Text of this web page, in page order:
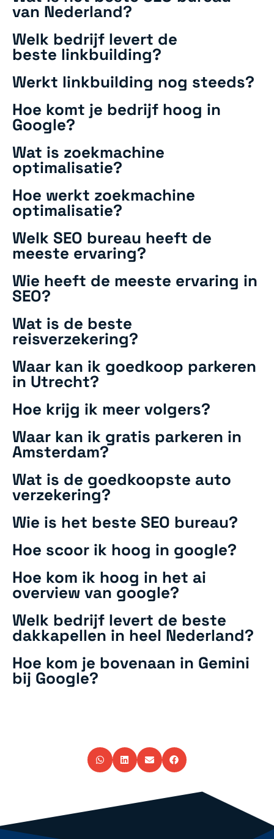
van Nederland?
Welk bedrijf levert de
beste linkbuilding?
Werkt linkbuilding nog steeds?
Hoe komt je bedrijf hoog in
Google?
Wat is zoekmachine
optimalisatie?
Hoe werkt zoekmachine
optimalisatie?
Welk SEO bureau heeft de
meeste ervaring?
Wie heeft de meeste ervaring in
SEO?
Wat is de beste
reisverzekering?
Waar kan ik goedkoop parkeren
in Utrecht?
Hoe krijg ik meer volgers?
Waar kan ik gratis parkeren in
Amsterdam?
Wat is de goedkoopste auto
verzekering?
Wie is het beste SEO bureau?
Hoe scoor ik hoog in google?
Hoe kom ik hoog in het ai
overview van google?
Welk bedrijf levert de beste
dakkapellen in heel Nederland?
Hoe kom je bovenaan in Gemini
bij Google?